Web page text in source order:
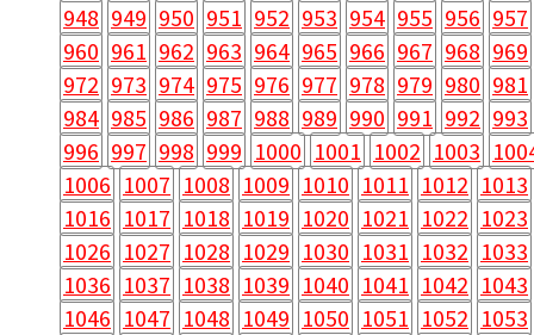
948 949 950 951 952 953 954 955 956 957
960 961 962 963 964 965 966 967 968 969
972 973 974 975 976 977 978 979 980 981
984 985 986 987 988 989 990 991 992 993
996 997 998 999 1000 1001 1002 1003
1006 1007 1008 1009 1010 1011 1012 1013
1016 1017 1018 1019 1020 1021 1022 1023
1026 1027 1028 1029 1030 1031 1032 1033
1036 1037 1038 1039 1040 1041 1042 1043
1046 1047 1048 1049 1050 1051 1052 1053